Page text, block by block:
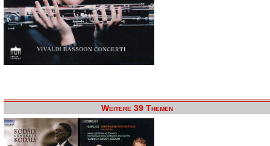
Weitere 39 Themen